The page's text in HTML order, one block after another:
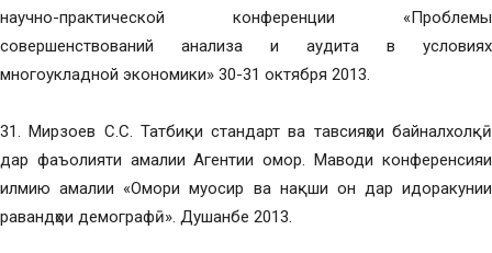
научно-практической конференции «Проблемы
совершенствований анализа и аудита в условиях
многоукладной экономики» 30-31 октября 2013.
31. Мирзоев С.С. Татбиқи стандарт ва тавсияҳои байналхолқӣ
дар фаъолияти амалии Агентии омор. Маводи конференсияи
илмию амалии «Омори муосир ва нақши он дар идоракунии
равандҳои демографӣ». Душанбе 2013.